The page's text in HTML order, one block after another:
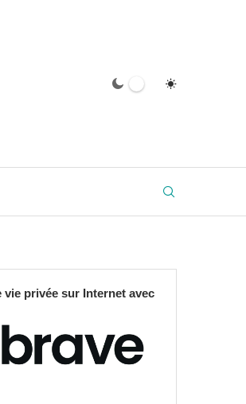
vie privée sur Internet avec